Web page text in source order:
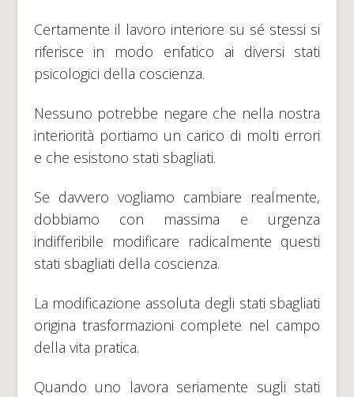
Certamente il lavoro interiore su sé stessi si
riferisce in modo enfatico ai diversi stati
psicologici della coscienza.
Nessuno potrebbe negare che nella nostra
interiorità portiamo un carico di molti errori
e che esistono stati sbagliati.
Se davvero vogliamo cambiare realmente,
dobbiamo con massima e urgenza
indifferibile modificare radicalmente questi
stati sbagliati della coscienza.
La modificazione assoluta degli stati sbagliati
origina trasformazioni complete nel campo
della vita pratica.
Quando uno lavora seriamente sugli stati